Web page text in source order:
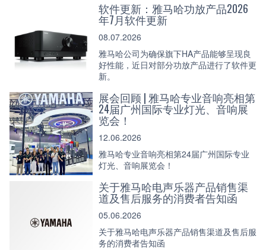
软件更新：雅马哈功放产品2026
年7月软件更新
08.07.2026
雅马哈公司为确保旗下HA产品能够呈现良
好性能，近日对部分功放产品进行了软件更
新。
展会回顾 | 雅马哈专业音响亮相第
24届广州国际专业灯光、音响展
览会！
12.06.2026
雅马哈专业音响亮相第24届广州国际专业
灯光、音响展览会！
关于雅马哈电声乐器产品销售渠
道及售后服务的消费者告知函
05.06.2026
关于雅马哈电声乐器产品销售渠道及售后服
务的消费者告知函